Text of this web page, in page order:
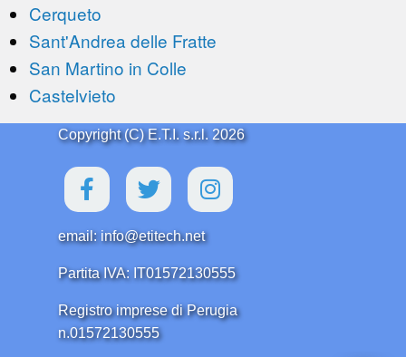
Cerqueto
Sant'Andrea delle Fratte
San Martino in Colle
Castelvieto
Copyright (C) E.T.I. s.r.l. 2026
email: info@etitech.net
Partita IVA: IT01572130555
Registro imprese di Perugia
n.01572130555